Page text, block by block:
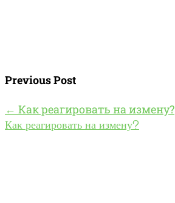
Previous Post
← Как реагировать на измену?
Как реагировать на измену?